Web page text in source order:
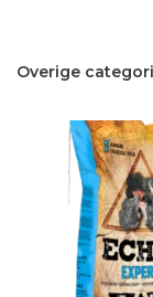
Overige